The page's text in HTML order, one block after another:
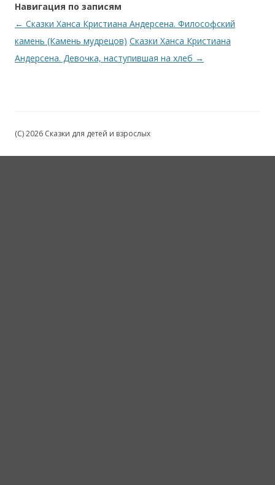
Навигация по записям
← Сказки Ханса Кристиана Андерсена. Философский
камень (Камень мудрецов) Сказки Ханса Кристиана
Андерсена. Девочка, наступившая на хлеб →
(C) 2026 Сказки для детей и взрослых